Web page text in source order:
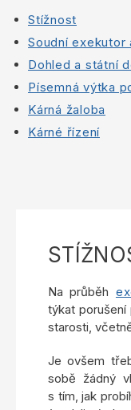
Stížnost
Soudní exekutor
Dohled a státní
Písemná výtka
Kárná žaloba
Kárné řízení
Na průběh
týkat
starosti,
Je ovšem
sobě žádný
s tím, jak